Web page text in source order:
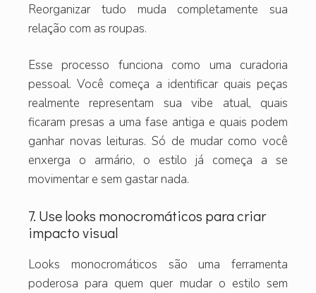
Reorganizar tudo muda completamente sua
relação com as roupas.
Esse processo funciona como uma curadoria
pessoal. Você começa a identificar quais peças
realmente representam sua vibe atual, quais
ficaram presas a uma fase antiga e quais podem
ganhar novas leituras. Só de mudar como você
enxerga o armário, o estilo já começa a se
movimentar e sem gastar nada.
7. Use looks monocromáticos para criar
impacto visual
Looks monocromáticos são uma ferramenta
poderosa para quem quer mudar o estilo sem